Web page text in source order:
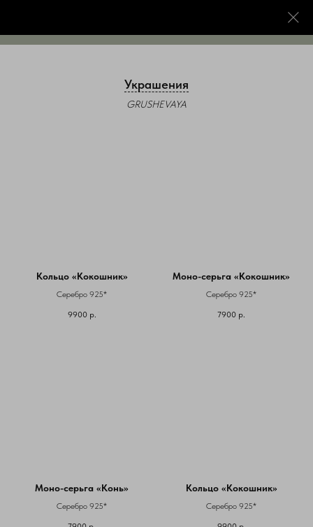
Украшения
GRUSHEVAYA
Кольцо «Кокошник»
Серебро 925*
9900 р.
Моно-серьга «Кокошник»
Серебро 925*
7900 р.
Моно-серьга «Конь»
Серебро 925*
Кольцо «Кокошник»
Серебро 925*